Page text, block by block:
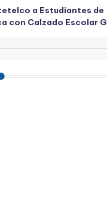
a Estudiantes de
con Calzado Escolar